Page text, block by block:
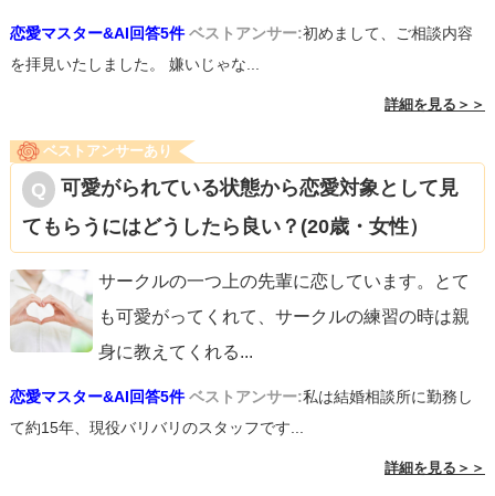
恋愛マスター&AI回答5件 ベストアンサー:初めまして、ご相談内容
を拝見いたしました。 嫌いじゃな...
詳細を見る＞＞
ベストアンサーあり
可愛がられている状態から恋愛対象として見
てもらうにはどうしたら良い？(20歳・女性）
サークルの一つ上の先輩に恋しています。とて
も可愛がってくれて、サークルの練習の時は親
身に教えてくれる...
恋愛マスター&AI回答5件 ベストアンサー:私は結婚相談所に勤務し
て約15年、現役バリバリのスタッフです...
詳細を見る＞＞